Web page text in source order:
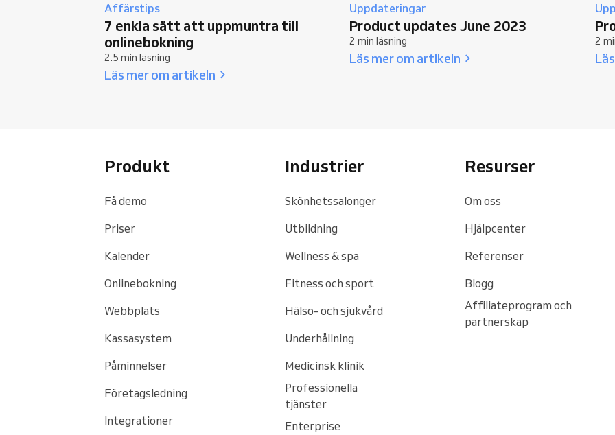
Affärstips
7 enkla sätt att uppmuntra till
onlinebokning
2.5 min läsning
Läs mer om artikeln
Uppdateringar
Product updates June 2023
2 min läsning
Läs mer om artikeln
2
Produkt
Få demo
Priser
Kalender
Onlinebokning
Webbplats
Kassasystem
Påminnelser
Företagsledning
Integrationer
Industrier
Skönhetssalonger
Utbildning
Wellness & spa
Fitness och sport
Hälso- och sjukvård
Underhållning
Medicinsk klinik
Professionella
tjänster
Enterprise
Resurser
Om oss
Hjälpcenter
Referenser
Blogg
Affiliateprogram och
partnerskap